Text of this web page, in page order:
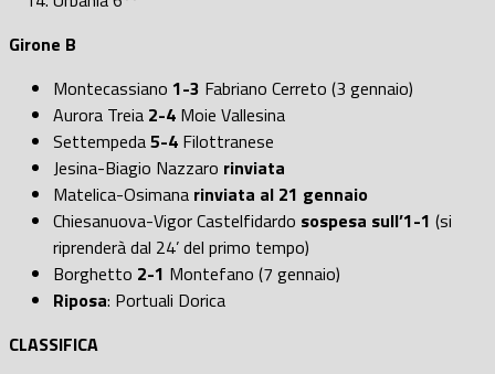
Girone B
Montecassiano 1-3 Fabriano Cerreto (3 gennaio)
Aurora Treia 2-4 Moie Vallesina
Settempeda5-4 Filottranese
Jesina-Biagio Nazzaro rinviata
Matelica-Osimana rinviata al 21 gennaio
Chiesanuova-Vigor Castelfidardo sospesa sull’1-1 (si
riprenderà dal 24’ del primo tempo)
Borghetto 2-1 Montefano (7 gennaio)
Riposa: Portuali Dorica
CLASSIFICA